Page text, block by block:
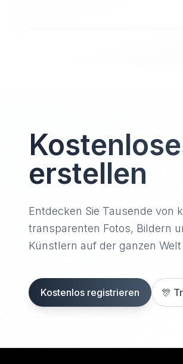
erstellen
Entdecken Sie Tausende von
transparenten Fotos, Bildern
Künstlern auf der ganzen
Kostenlos registrieren 🎊